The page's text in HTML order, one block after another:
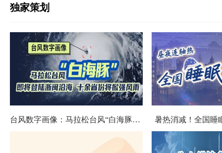
独家策划
台风数字画像：马拉松台风“白海豚”将影响十余省份 暑热消减！全国睡